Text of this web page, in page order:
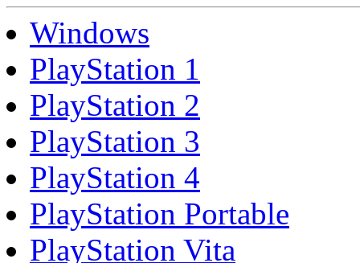
Windows
PlayStation 1
PlayStation 2
PlayStation 3
PlayStation 4
PlayStation Portable
PlayStation Vita